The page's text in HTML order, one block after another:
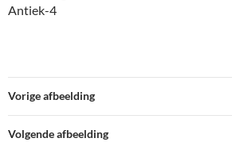
Antiek-4
Vorige afbeelding
Volgende afbeelding